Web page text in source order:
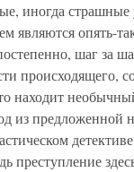
иногда страшные
являются опять-
шаг за
происходящего,
находит
из предложенной
детективе
преступление